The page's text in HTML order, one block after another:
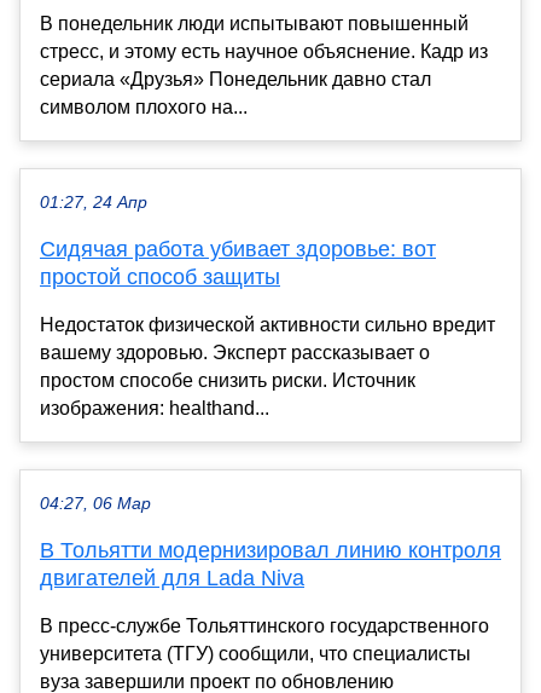
В понедельник люди испытывают повышенный
стресс, и этому есть научное объяснение. Кадр из
сериала «Друзья» Понедельник давно стал
символом плохого на...
01:27, 24 Апр
Сидячая работа убивает здоровье: вот
простой способ защиты
Недостаток физической активности сильно вредит
вашему здоровью. Эксперт рассказывает о
простом способе снизить риски. Источник
изображения: healthand...
04:27, 06 Мар
В Тольятти модернизировал линию контроля
двигателей для Lada Niva
В пресс-службе Тольяттинского государственного
университета (ТГУ) сообщили, что специалисты
вуза завершили проект по обновлению